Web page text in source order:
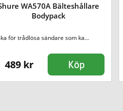
WA570A Bälteshållare
Bodypack
för trådlösa sändare som ka...
489 kr Köp